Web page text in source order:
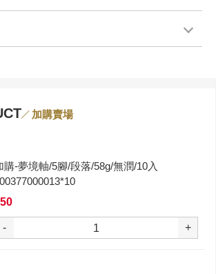
加購賣場
購-夢境軸/5腳/段落/58g/無潤/10入
- +